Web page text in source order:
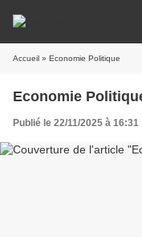
Accueil » Economie Politique
Economie
Publié le 22/11/2025 à 16:31